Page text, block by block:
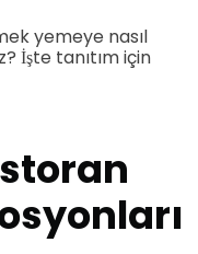
yemeye nasıl
İşte tanıtım için